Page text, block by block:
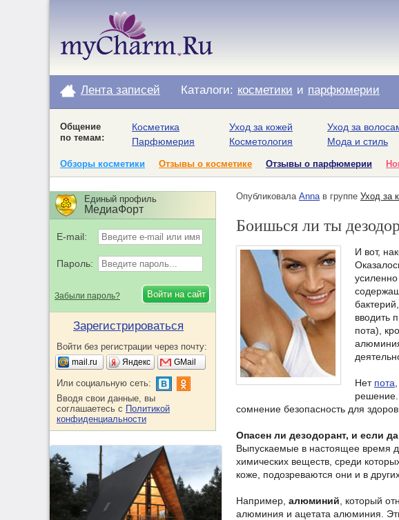
Лента записей Каталоги: косметики и парфюмерии
Общение
по темам:
Косметика
Парфюмерия
Уход за кожей
Косметология
Уход за
Мода и стиль
Обзоры косметики Отзывы о косметике Отзывы о парфюмерии
Опубликовала Annaв группе Уход за
Боишься ли ты
И вот,
вводить
пота),
Нет пота
решение.
сомнение безопасность для
Опасен ли дезодорант, и если
Выпускаемые в настоящее время
химических веществ, среди
коже, подозреваются они и в
Например, алюминий , который
алюминия и ацетата алюминия.
Единый профиль
МедиаФорт
E-mail:
Пароль:
Забыли пароль?
Зарегистрироваться
Войти без регистрации через почту:
mail.ru Яндекс GMail
Или социальную сеть:
Вводя свои данные, вы
соглашаетесь с Политикой
конфиденциальности